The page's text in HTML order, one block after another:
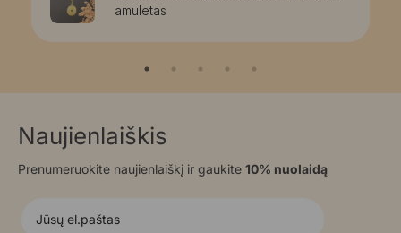
amuletas
Naujienlaiškis
Prenumeruokite naujienlaiškį ir gaukite 10% nuolaidą